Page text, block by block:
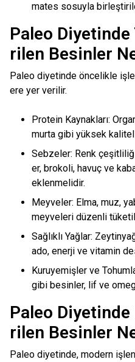
mates sosuyla
Paleo
rilen Besinler
Paleo diyetinde öncelikle
ere yer verilir.
Protein Kaynakları:
murta gibi yüksek
Sebzeler: Renk
er, brokoli, havuç ve
eklenmelidir.
Meyveler: Elma, muz,
meyveleri düzenli
Sağlıklı Yağlar:
ado, enerji ve vitamin
Kuruyemişler ve
gibi besinler, lif ve
Paleo Diyetinde
rilen Besinler
Paleo diyetinde, modern